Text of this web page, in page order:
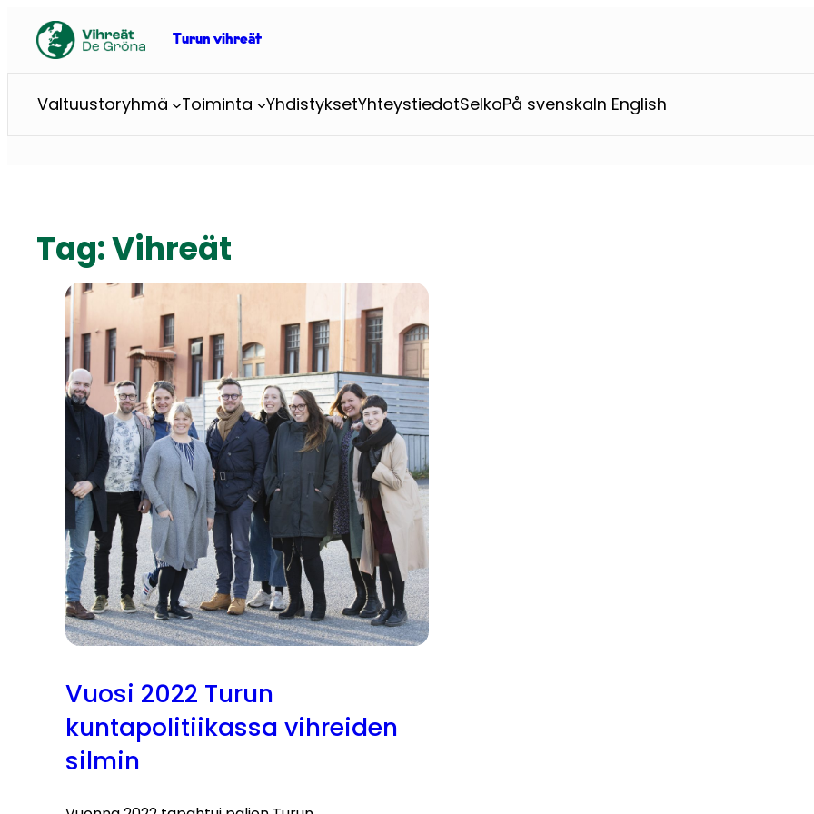
content
Turun vihreät
Valtuustoryhmä Toiminta YhdistyksetYhteystiedotSelkoPå svenskaIn English
Tag:Vihreät
Vuosi 2022 Turun
kuntapolitiikassa vihreiden
silmin